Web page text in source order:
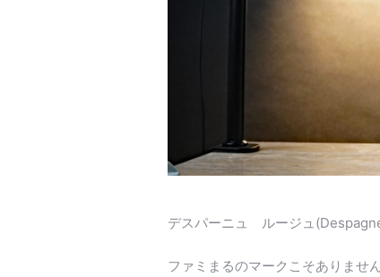
デスパーニュ ルージュ
ファミまるのマークこそありませ